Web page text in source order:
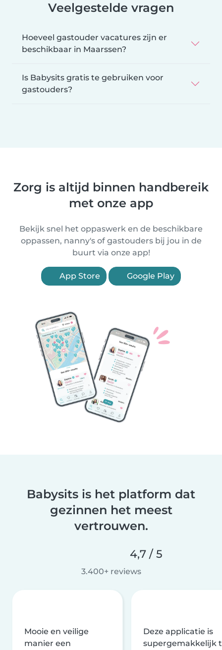
Veelgestelde vragen
Hoeveel gastouder vacatures zijn er
beschikbaar in Maarssen?
Is Babysits gratis te gebruiken voor
gastouders?
Zorg is altijd binnen handbereik
met onze app
Bekijk snel het oppaswerk en de beschikbare
oppassen, nanny's of gastouders bij jou in de
buurt via onze app!
App Store Google Play
Babysits is het platform dat
gezinnen het meest
vertrouwen.
4,7 / 5
3.400+ reviews
Mooie en veilige
manier een
Deze applicatie is
supergemakkelijk